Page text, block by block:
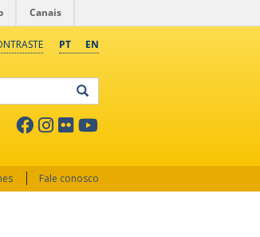
Canais
PT EN
Fale conosco